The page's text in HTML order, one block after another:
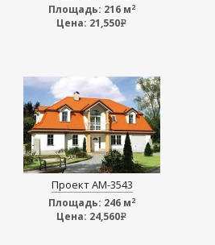
Площадь: 216 м2
Цена: 21,550e
Проект АМ-3543
Площадь: 246 м2
Цена: 24,560e